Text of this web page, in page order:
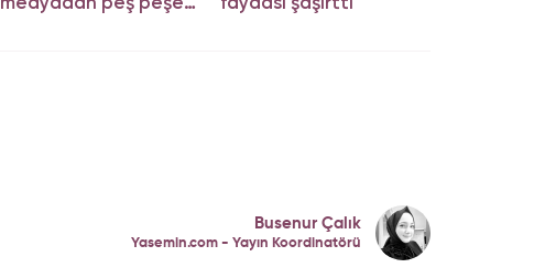
Busenur Çalık
Yasemin.com - Yayın Koordinatörü